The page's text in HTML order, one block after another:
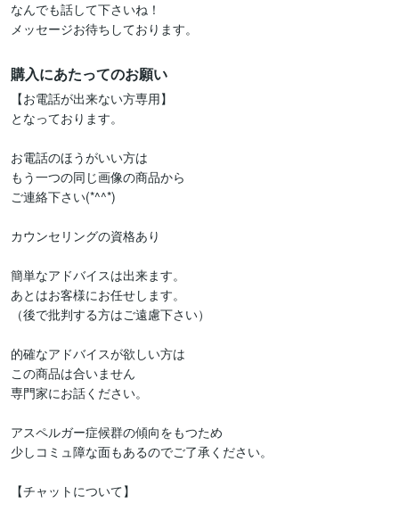
なんでも話して下さいね！
メッセージお待ちしております。
購入にあたってのお願い
【お電話が出来ない方専用】
となっております。
お電話のほうがいい方は
もう一つの同じ画像の商品から
ご連絡下さい(*^^*)
カウンセリングの資格あり
簡単なアドバイスは出来ます。
あとはお客様にお任せします。
（後で批判する方はご遠慮下さい）
的確なアドバイスが欲しい方は
この商品は合いません
専門家にお話ください。
アスペルガー症候群の傾向をもつため
少しコミュ障な面もあるのでご了承ください。
【チャットについて】